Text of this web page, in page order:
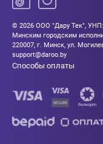
© 2026 ООО "Дару Тек", УНП:
Минским городским
220007, г. Минск, ул.
support@daroo.by
Способы оплаты